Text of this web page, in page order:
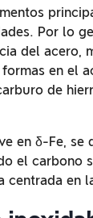
Por lo
del acero,
en el
de
en δ-Fe,
el carbono
centrada en